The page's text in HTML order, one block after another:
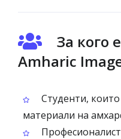
За кого
Amharic
Студенти,
материали на